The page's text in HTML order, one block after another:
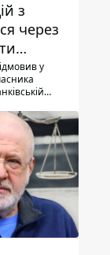
з
через
у